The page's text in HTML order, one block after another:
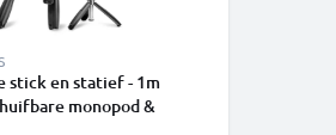
stick en statief - 1m
monopod &